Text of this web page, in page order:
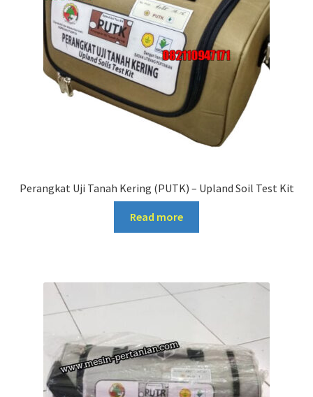
Perangkat Uji Tanah Kering (PUTK) – Upland Soil Test Kit
Read more